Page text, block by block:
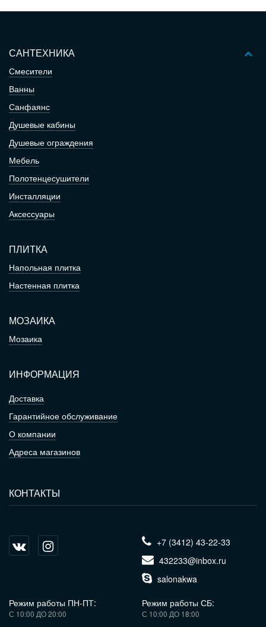
САНТЕХНИКА
Смесители
Ванны
Санфаянс
Душевые кабины
Душевые ограждения
Мебель
Полотенцесушители
Инсталляции
Аксессуары
ПЛИТКА
Напольная плитка
Настенная плитка
МОЗАИКА
Мозаика
ИНФОРМАЦИЯ
Доставка
Гарантийное обслуживание
О компании
Адреса магазинов
КОНТАКТЫ
+7 (3412) 43-22-33
432233@inbox.ru
salonakwa
Режим работы ПН-ПТ:
С 10:00 ДО 20:00
Режим работы СБ:
С 10:00 ДО 18:00